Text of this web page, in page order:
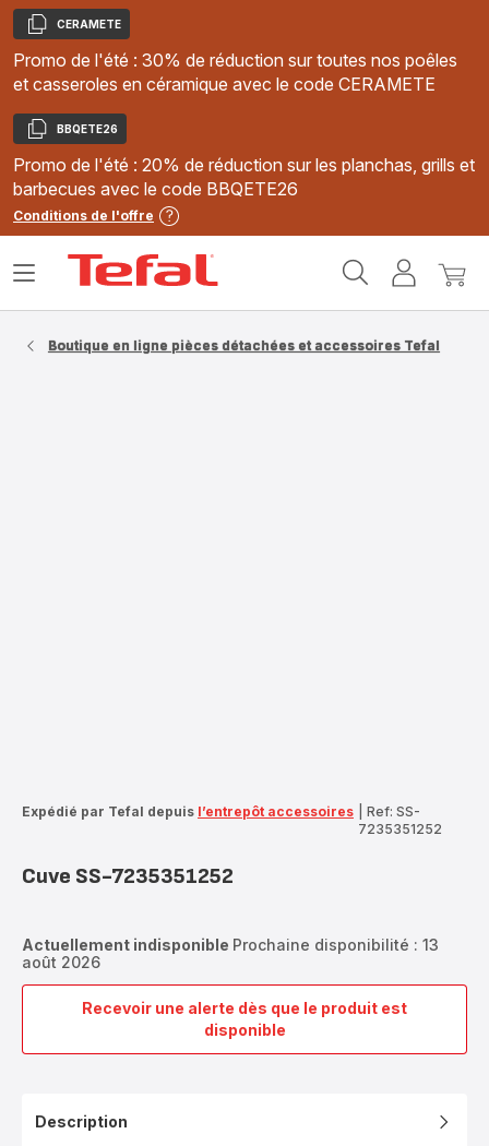
Copier
CERAMETE
Promo de l'été : 30% de réduction sur toutes nos poêles
et casseroles en céramique avec le code CERAMETE
Copier
BBQETE26
Promo de l'été : 20% de réduction sur les planchas, grills et
barbecues avec le code BBQETE26
Conditions de l'offre
MonMon
Ouvrir
Boutique en ligne pièces détachées et accessoires Tefal
Expédié par Tefal depuis l’entrepôt accessoires
Ref: SS-
7235351252
Cuve SS-7235351252
Actuellement indisponible Prochaine disponibilité : 13
août 2026
Recevoir une alerte dès que le produit est
disponible
Cuve
SS-
Description